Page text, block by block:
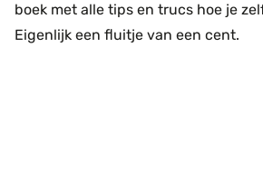
boek met alle tips en trucs hoe je
Eigenlijk een fluitje van een cent.